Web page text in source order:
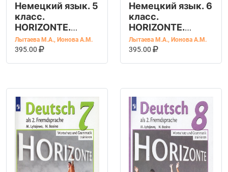
Немецкий язык. 5
класс.
HORIZONTE.
Лексика и
грамматика.
Лытаева М.А., Ионова А.М.
395.00
В КОРЗИНУ
Немецкий язык. 6
класс.
HORIZONTE.
Лексика и
грамматика.
Лытаева М.А., Ионова А.М.
395.00
В КОРЗИНУ